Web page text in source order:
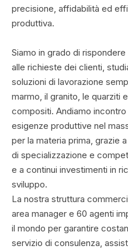
precisione, affidabilità ed
produttiva.
Siamo in grado di
alle richieste dei clienti,
soluzioni di lavorazione
marmo, il granito, le quarziti
compositi. Andiamo
esigenze produttive nel
per la materia prima, grazie
di specializzazione e
e a continui investimenti in
sviluppo.
La nostra struttura
area manager e 60 agenti
il mondo per garantire
servizio di consulenza,